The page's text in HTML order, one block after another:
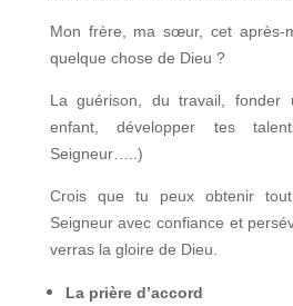
Mon frère, ma sœur, cet après-
quelque chose de Dieu ?
La guérison, du travail, fonder
enfant, développer tes
Seigneur…..)
Crois que tu peux obtenir
Seigneur avec confiance et
verras la gloire de Dieu.
La prière d’accord